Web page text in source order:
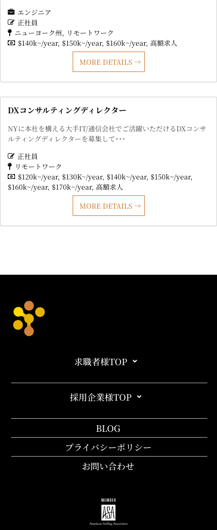
エンジニア
正社員
ニューヨーク州
リモートワーク
$140k~/year $150k~/year $160k~/year 高額求人
MORE DETAILS
DXコンサルティングディレクター
NYに本社を構える大手IT/通信会社でご活躍いただけるDXコンサ
ルティングディレクターを募集して･･･
正社員
リモートワーク
$120k~/year $130K~/year $140k~/year $150k~/year
$160k~/year $170k~/year 高額求人
MORE DETAILS
求職者様TOP
採用企業様TOP
BLOG
プライバシーポリシー
お問い合わせ